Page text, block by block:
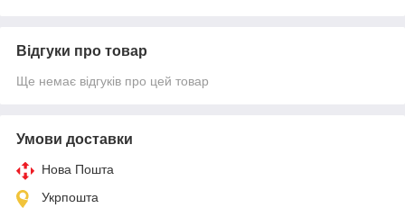
Відгуки про товар
Ще немає відгуків про цей товар
Умови доставки
Нова Пошта
Укрпошта